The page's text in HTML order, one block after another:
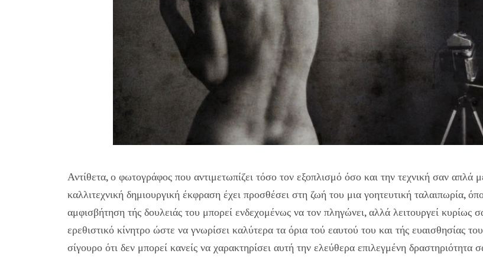
Αντίθετα, ο φωτογράφος που αντιμετωπίζει τόσο τον εξοπλισμό όσο και την τεχνική σαν απλά
καλλιτεχνική δημιουργική έκφραση έχει προσθέσει στη ζωή του μια γοητευτική ταλαιπωρία,
αμφισβήτηση τής δουλειάς του μπορεί ενδεχομένως να τον πληγώνει, αλλά λειτουργεί κυρίως
ερεθιστικό κίνητρο ώστε να γνωρίσει καλύτερα τα όρια τού εαυτού του και τής ευαισθησίας
σίγουρο ότι δεν μπορεί κανείς να χαρακτηρίσει αυτή την ελεύθερα επιλεγμένη δραστηριότητα